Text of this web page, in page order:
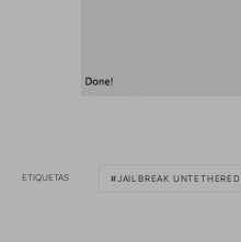
ETIQUETAS JAILBREAK UNTETHERED